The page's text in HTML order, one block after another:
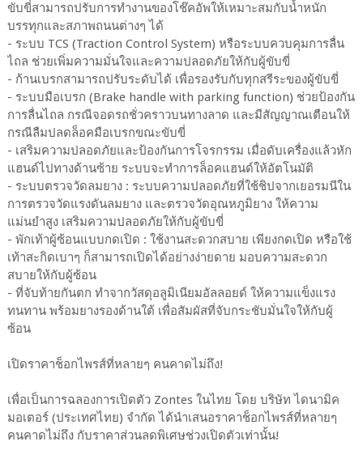
ขับขี่สามารถปรับการทำงานของโช๊คอัพให้เหมาะสมกับน้ำหนัก
บรรทุกและสภาพถนนต่างๆ ได้
- ระบบ TCS (Traction Control System) หรือระบบควบคุมการลื่น
ไถล ช่วยเพิ่มความมั่นใจและความปลอดภัยให้กับผู้ขับขี่
- ก้านเบรกสามารถปรับระดับได้ เพื่อรองรับกับทุกสรีระของผู้ขับขี่
- ระบบมือเบรก (Brake handle with parking function) ช่วยป้องกัน
การลื่นไถล กรณีจอดรถชั่วคราวบนทางลาด และมีสัญญาณเตือนให้
กรณีลืมปลดล็อคมือเบรกขณะขับขี่
- เสริมความปลอดภัยและป้องกันการโจรกรรม เมื่อดับเครื่องแล้วหัก
แฮนด์ไปทางด้านซ้าย ระบบจะทำการล็อคแฮนด์ให้อัตโนมัติ
- ระบบตรวจวัดลมยาง : ระบบความปลอดภัยที่ใช้ชิปจากเยอรมนีใน
การตรวจวัดแรงดันลมยาง และตรวจวัดอุณหภูมิยาง ให้ความ
แม่นยำสูง เสริมความปลอดภัยให้กับผู้ขับขี่
- พักเท้าผู้ซ้อนแบบกดเปิด : ใช้งานสะดวกสบาย เพียงกดเปิด หรือใช้
เท้าสะกิดเบาๆ ก็สามารถเปิดได้อย่างง่ายดาย มอบความสะดวก
สบายให้กับผู้ซ้อน
- ที่จับท้ายกันตก ทำจากวัสดุอลูมิเนียมอัลลอยด์ ให้ความแข็งแรง
ทนทาน พร้อมยางรองด้านใต้ เพื่อสัมผัสที่จับกระชับมั่นใจให้กับผู้
ซ้อน
เปิดราคาช็อกไพรส์ที่หลายๆ คนคาดไม่ถึง!
เพื่อเป็นการฉลองการเปิดตัว Zontes ในไทย โดย บริษัท ไดนามิค
มอเตอร์ (ประเทศไทย) จำกัด ได้นำเสนอราคาช็อกไพรส์ที่หลายๆ
คนคาดไม่ถึง กับราคาส่วนลดพิเศษช่วงเปิดตัวเท่านั้น!